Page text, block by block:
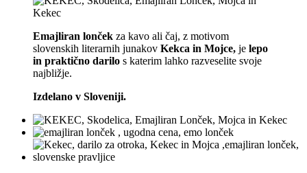
Emajliran lonček za kavo ali čaj, z motivom
slovenskih literarnih junakov Kekca in Mojce, je lepo
in praktično darilo s katerim lahko razveselite svoje
najbližje.
Izdelano v Sloveniji.